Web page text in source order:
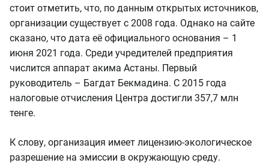
стоит отметить, что, по данным открытых источников,
организации существует с 2008 года. Однако на сайте
сказано, что дата её официального основания – 1
июня 2021 года. Среди учредителей предприятия
числится аппарат акима Астаны. Первый
руководитель – Багдат Бекмадина. С 2015 года
налоговые отчисления Центра достигли 357,7 млн
тенге.
К слову, организация имеет лицензию-экологическое
разрешение на эмиссии в окружающую среду.